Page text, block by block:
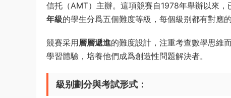
信托（AMT）主辦。這項競賽自1978年舉辦以來
年級的學生分爲五個難度等級，每個級别都有對應
競賽采用層層遞進的難度設計，注重考查數學思維
學習體驗，培養他們成爲創造性問題解決者。
級别劃分與考試形式 ：